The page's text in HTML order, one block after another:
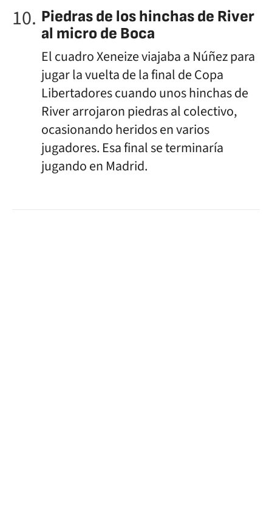
Piedras de los hinchas de River
al micro de Boca
El cuadro Xeneize viajaba a Núñez para
jugar la vuelta de la final de Copa
Libertadores cuando unos hinchas de
River arrojaron piedras al colectivo,
ocasionando heridos en varios
jugadores. Esa final se terminaría
jugando en Madrid.